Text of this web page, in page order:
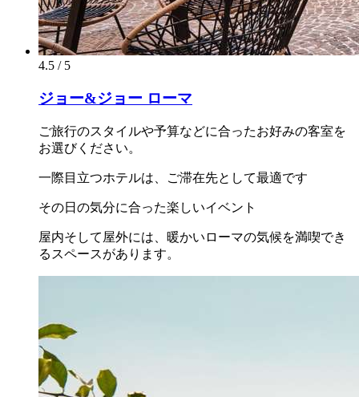
4.5 / 5
ジョー&ジョー ローマ
ご旅行のスタイルや予算などに合ったお好みの客室を
お選びください。
一際目立つホテルは、ご滞在先として最適です
その日の気分に合った楽しいイベント
屋内そして屋外には、暖かいローマの気候を満喫でき
るスペースがあります。